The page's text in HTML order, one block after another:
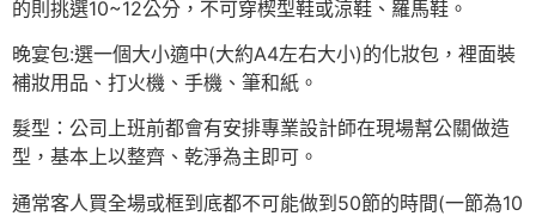
的則挑選10~12公分，不可穿楔型鞋或涼鞋、羅馬鞋。
晚宴包:選一個大小適中(大約A4左右大小)的化妝包，裡面裝
補妝用品、打火機、手機、筆和紙。
髮型：公司上班前都會有安排專業設計師在現場幫公關做造
型，基本上以整齊、乾淨為主即可。
通常客人買全場或框到底都不可能做到50節的時間(一節為10